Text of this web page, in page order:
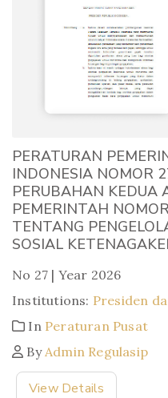
PERATURAN
INDONESIA NOMOR
PERUBAHAN KEDUA
PEMERINTAH
TENTANG
SOSIAL
No 27 | Year 2026
Institutions: Presiden
In Peraturan Pusat
ByAdmin Regulasip
View Details